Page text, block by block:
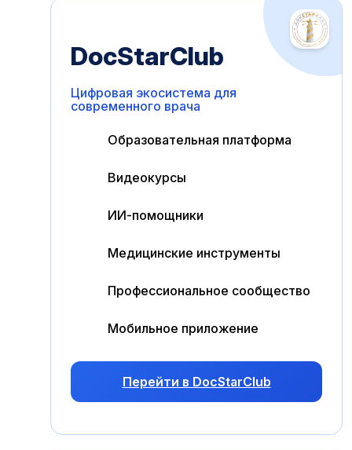
DocStarClub
Цифровая экосистема для
современного врача
Образовательная платформа
Видеокурсы
ИИ-помощники
Медицинские инструменты
Профессиональное сообщество
Мобильное приложение
Перейти в DocStarClub